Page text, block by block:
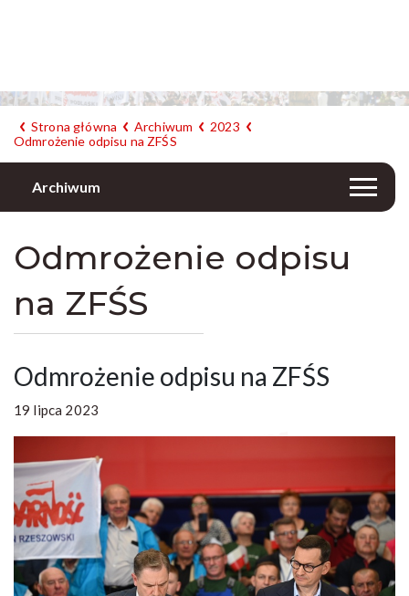
Strona główna Archiwum
2023
Odmrożenie odpisu na ZFŚS
Archiwum
Odmrożenie odpisu
na ZFŚS
Odmrożenie odpisu na ZFŚS
19 lipca 2023